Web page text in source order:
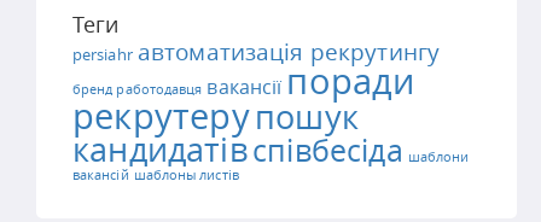
Теги
persiahr автоматизація рекрутингу
бренд работодавця вакансії поради
рекрутерупошук
кандидатівспівбесіда шаблони
вакансій шаблоны листів